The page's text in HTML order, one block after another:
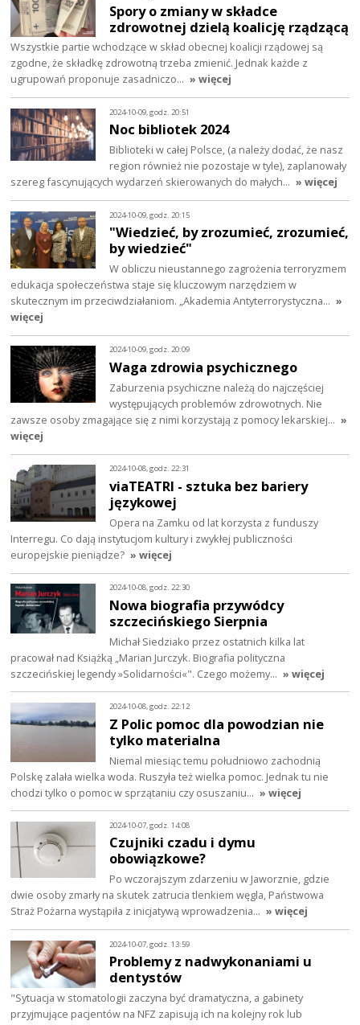
Spory o zmiany w składce
zdrowotnej dzielą koalicję rządzącą
Wszystkie partie wchodzące w skład obecnej koalicji rządowej są
zgodne, że składkę zdrowotną trzeba zmienić. Jednak każde z
ugrupowań proponuje zasadniczo… » więcej
2024-10-09, godz. 20:51
Noc bibliotek 2024
Biblioteki w całej Polsce, (a należy dodać, że nasz
region również nie pozostaje w tyle), zaplanowały
szereg fascynujących wydarzeń skierowanych do małych… » więcej
2024-10-09, godz. 20:15
"Wiedzieć, by zrozumieć, zrozumieć,
by wiedzieć"
W obliczu nieustannego zagrożenia terroryzmem
edukacja społeczeństwa staje się kluczowym narzędziem w
skutecznym im przeciwdziałaniom. „Akademia Antyterrorystyczna… »
więcej
2024-10-09, godz. 20:09
Waga zdrowia psychicznego
Zaburzenia psychiczne należą do najczęściej
występujących problemów zdrowotnych. Nie
zawsze osoby zmagające się z nimi korzystają z pomocy lekarskiej… »
więcej
2024-10-08, godz. 22:31
viaTEATRI - sztuka bez bariery
językowej
Opera na Zamku od lat korzysta z funduszy
Interregu. Co dają instytucjom kultury i zwykłej publiczności
europejskie pieniądze? » więcej
2024-10-08, godz. 22:30
Nowa biografia przywódcy
szczecińskiego Sierpnia
Michał Siedziako przez ostatnich kilka lat
pracował nad Książką „Marian Jurczyk. Biografia polityczna
szczecińskiej legendy »Solidarności«". Czego możemy… » więcej
2024-10-08, godz. 22:12
Z Polic pomoc dla powodzian nie
tylko materialna
Niemal miesiąc temu południowo zachodnią
Polskę zalała wielka woda. Ruszyła też wielka pomoc. Jednak tu nie
chodzi tylko o pomoc w sprzątaniu czy osuszaniu… » więcej
2024-10-07, godz. 14:08
Czujniki czadu i dymu
obowiązkowe?
Po wczorajszym zdarzeniu w Jaworznie, gdzie
dwie osoby zmarły na skutek zatrucia tlenkiem węgla, Państwowa
Straż Pożarna wystąpiła z inicjatywą wprowadzenia… » więcej
2024-10-07, godz. 13:59
Problemy z nadwykonaniami u
dentystów
"Sytuacja w stomatologii zaczyna być dramatyczna, a gabinety
przyjmujące pacjentów na NFZ zapisują ich na kolejny rok lub